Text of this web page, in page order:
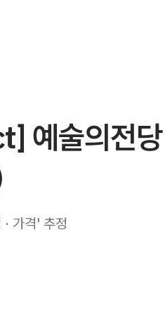
예술의전당
가격' 추정